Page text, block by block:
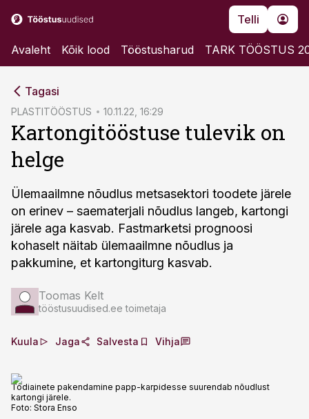
Telli
Avaleht Kõik lood Tööstusharud TARK TÖÖSTUS
Tagasi
PLASTITÖÖSTUS 10.11.22, 16:29
Kartongitööstuse tulevik on
helge
Ülemaailmne nõudlus metsasektori toodete järele
on erinev – saematerjali nõudlus langeb, kartongi
järele aga kasvab. Fastmarketsi prognoosi
kohaselt näitab ülemaailmne nõudlus ja
pakkumine, et kartongiturg kasvab.
Toomas Kelt
tööstusuudised.ee toimetaja
Kuula Jaga Salvesta Vihja
Todiainete pakendamine papp-karpidesse suurendab nõudlust
kartongi järele.
Foto: Stora Enso